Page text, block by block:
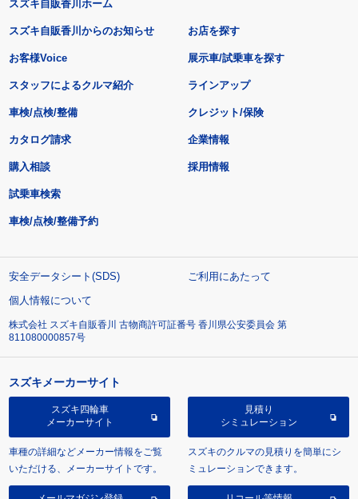
スズキ自販香川ホーム
スズキ自販香川からのお知らせ
お客様Voice
スタッフによるクルマ紹介
お店を探す
展示車/試乗車を探す
ラインアップ
車検/点検/整備 クレジット/保険
カタログ請求
購入相談
試乗車検索
車検/点検/整備予約
企業情報
採用情報
安全データシート(SDS)
ご利用にあたって
個人情報について
株式会社 スズキ自販香川 古物商許可証番号 香川県公安委員会 第
811080000857号
スズキメーカーサイト
スズキ四輪車
メーカーサイト
車種の詳細などメーカー情報をご覧
いただける、メーカーサイトです。
見積り
シミュレーション
スズキのクルマの見積りを簡単にシ
ミュレーションできます。